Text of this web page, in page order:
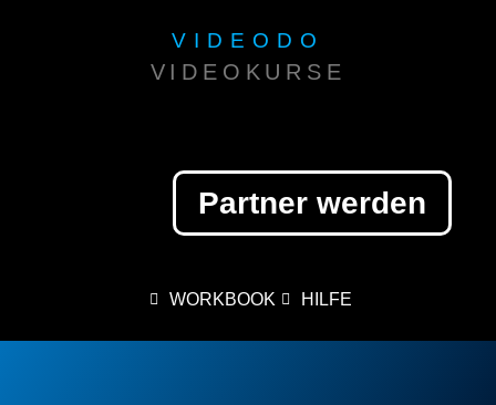
VIDEODO
VIDEOKURSE
Partner werden
WORKBOOK HILFE